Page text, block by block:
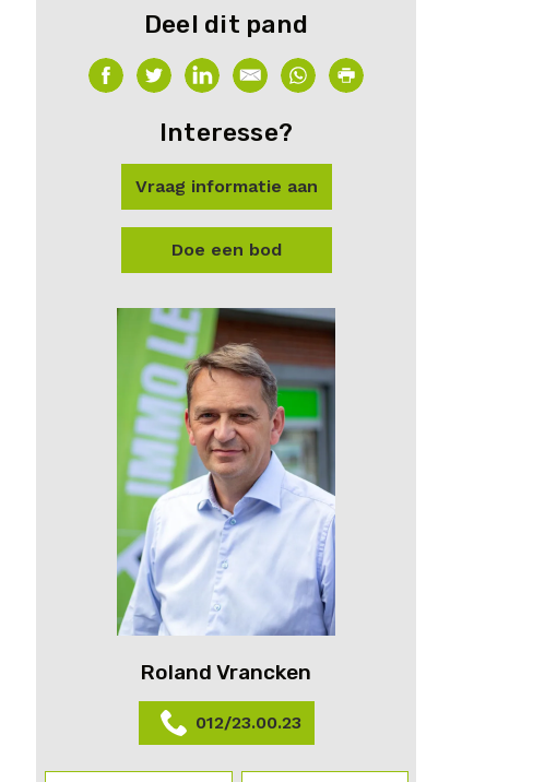
Deel dit pand
Interesse?
Vraag informatie aan
Doe een bod
Roland Vrancken
012/23.00.23